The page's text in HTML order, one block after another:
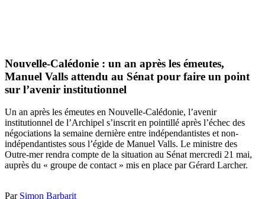
Nouvelle-Calédonie : un an après les émeutes,
Manuel Valls attendu au Sénat pour faire un point
sur l’avenir institutionnel
Un an après les émeutes en Nouvelle-Calédonie, l’avenir
institutionnel de l’Archipel s’inscrit en pointillé après l’échec des
négociations la semaine dernière entre indépendantistes et non-
indépendantistes sous l’égide de Manuel Valls. Le ministre des
Outre-mer rendra compte de la situation au Sénat mercredi 21 mai,
auprès du « groupe de contact » mis en place par Gérard Larcher.
Par Simon Barbarit